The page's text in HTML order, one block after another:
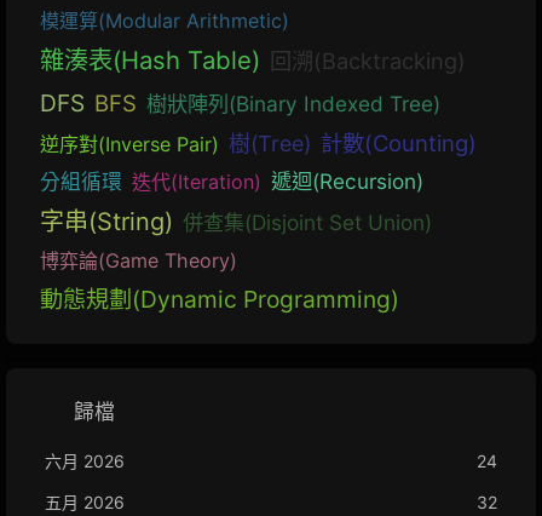
模運算(Modular Arithmetic)
雜湊表(Hash Table) 回溯(Backtracking)
DFS BFS 樹狀陣列(Binary Indexed Tree)
逆序對(Inverse Pair) 樹(Tree) 計數(Counting)
分組循環 迭代(Iteration) 遞迴(Recursion)
字串(String) 併查集(Disjoint Set Union)
博弈論(Game Theory)
動態規劃(Dynamic Programming)
歸檔
六月 2026
24
五月 2026
32